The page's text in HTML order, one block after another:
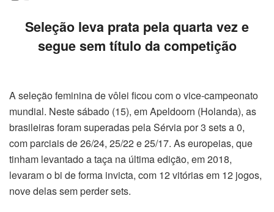
Seleção leva prata pela quarta vez e
segue sem título da competição
A seleção feminina de vôlei ficou com o vice-campeonato
mundial. Neste sábado (15), em Apeldoorn (Holanda), as
brasileiras foram superadas pela Sérvia por 3 sets a 0,
com parciais de 26/24, 25/22 e 25/17. As europeias, que
tinham levantado a taça na última edição, em 2018,
levaram o bi de forma invicta, com 12 vitórias em 12 jogos,
nove delas sem perder sets.